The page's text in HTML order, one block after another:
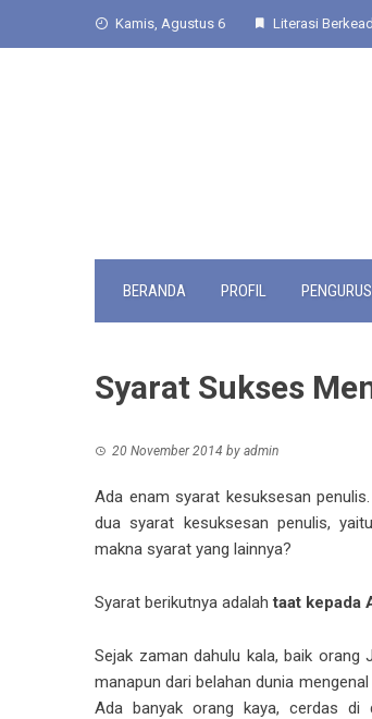
Kamis, Agustus 6 Literasi
BERANDA PROFIL PENGURUS
Syarat Sukses
20 November 2014 by admin
Ada enam syarat kesuksesan
dua syarat kesuksesan penulis,
makna syarat yang lainnya?
Syarat berikutnya adalahtaat kepada
Sejak zaman dahulu kala, baik orang
manapun dari belahan dunia
Ada banyak orang kaya, cerdas di